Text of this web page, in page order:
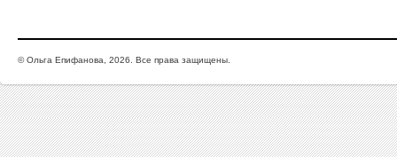
© Ольга Епифанова, 2026. Все права защищены.